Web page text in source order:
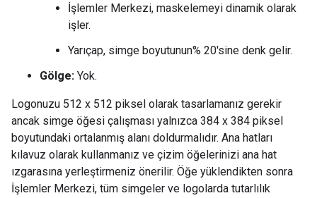
İşlemler Merkezi, maskelemeyi dinamik olarak
işler.
Yarıçap, simge boyutunun% 20'sine denk gelir.
Gölge: Yok.
Logonuzu 512 x 512 piksel olarak tasarlamanız gerekir
ancak simge öğesi çalışması yalnızca 384 x 384 piksel
boyutundaki ortalanmış alanı doldurmalıdır. Ana hatları
kılavuz olarak kullanmanız ve çizim öğelerinizi ana hat
ızgarasına yerleştirmeniz önerilir. Öğe yüklendikten sonra
İşlemler Merkezi, tüm simgeler ve logolarda tutarlılık